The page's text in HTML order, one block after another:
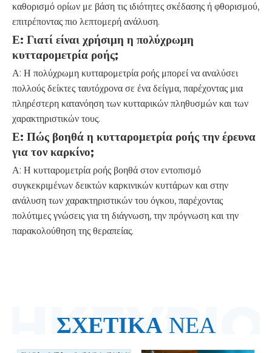
καθορισμό ορίων με βάση τις ιδιότητες σκέδασης ή φθορισμού,
επιτρέποντας πιο λεπτομερή ανάλυση.
Ε: Γιατί είναι χρήσιμη η πολύχρωμη
κυτταρομετρία ροής;
Α: Η πολύχρωμη κυτταρομετρία ροής μπορεί να αναλύσει
πολλούς δείκτες ταυτόχρονα σε ένα δείγμα, παρέχοντας μια
πληρέστερη κατανόηση των κυτταρικών πληθυσμών και των
χαρακτηριστικών τους.
Ε: Πώς βοηθά η κυτταρομετρία ροής την έρευνα
για τον καρκίνο;
Α: Η κυτταρομετρία ροής βοηθά στον εντοπισμό
συγκεκριμένων δεικτών καρκινικών κυττάρων και στην
ανάλυση των χαρακτηριστικών του όγκου, παρέχοντας
πολύτιμες γνώσεις για τη διάγνωση, την πρόγνωση και την
παρακολούθηση της θεραπείας.
ΣΧΕΤΙΚΑ ΝΕΑ